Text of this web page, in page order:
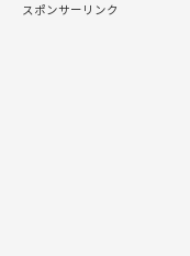
スポンサーリンク